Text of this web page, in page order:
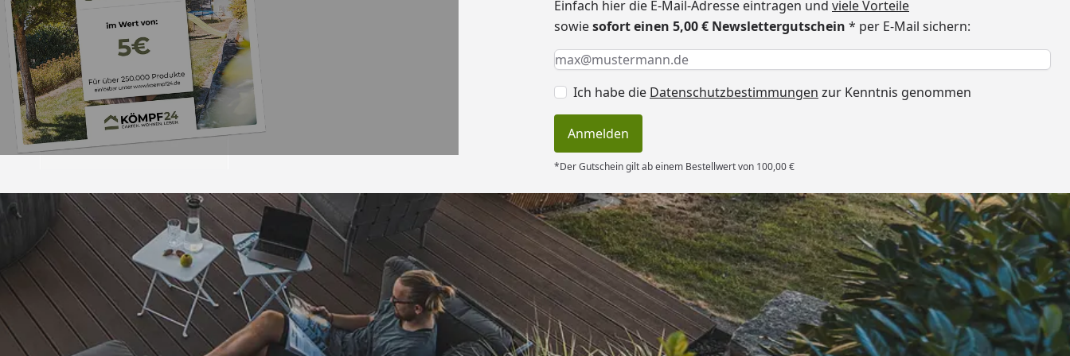
Einfach hier die E-Mail-Adresse eintragen und viele Vorteile
sowiesofort einen 5,00 € Newslettergutschein * per E-Mail sichern:
Keine Eingabe erforderlich
Eingabe erforderlich
E-Mail *
Ich habe die Datenschutzbestimmungen zur Kenntnis genommen
Anmelden
*Der Gutschein gilt ab einem Bestellwert von 100,00 €
Trusted Shops
4,83/ 5
16.898 Bewertungen
„Das Preis/Leistungsverhältnis
war gut“
04.08.2026
Versand